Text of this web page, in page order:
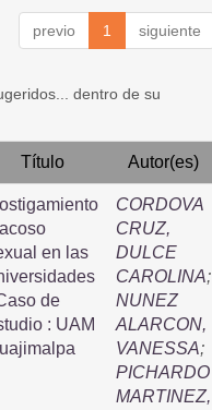
previo 1 siguiente
dentro de su
Título Autor(es)
en las
de
: UAM
CORDOVA
CRUZ,
DULCE
CAROLINA;
NUNEZ
ALARCON,
VANESSA;
PICHARDO
MARTINEZ,